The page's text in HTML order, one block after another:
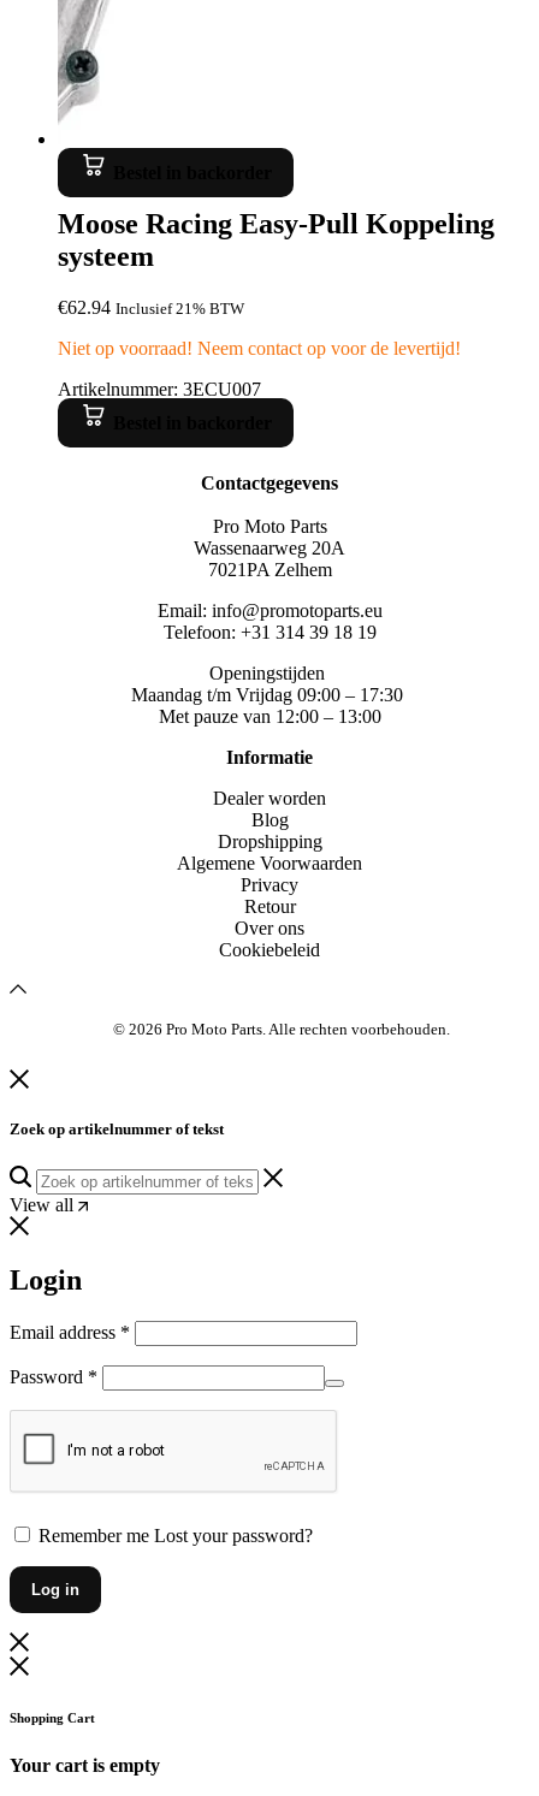
Moose Racing Easy-Pull Koppeling
systeem
€62.94 Inclusief 21% BTW
Niet op voorraad! Neem contact op voor de levertijd!
Artikelnummer: 3ECU007
Contactgegevens
Pro Moto Parts
Wassenaarweg 20A
7021PA Zelhem
Email: info@promotoparts.eu
Telefoon: +31 314 39 18 19
Openingstijden
Maandag t/m Vrijdag 09:00 – 17:30
Met pauze van 12:00 – 13:00
Informatie
Dealer worden
Blog
Dropshipping
Algemene Voorwaarden
Privacy
Retour
Over ons
Cookiebeleid
© 2026 Pro Moto Parts. Alle rechten voorbehouden.
Zoek op artikelnummer of tekst
View all
Login
Email address *
Password *
Remember me Lost your password?
Log in
Shopping Cart
Your cart is empty